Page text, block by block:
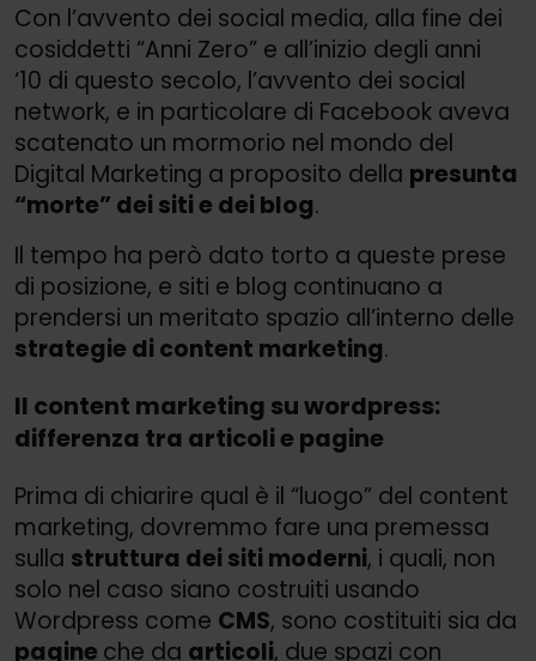
Con l’avvento dei social media, alla fine dei
cosiddetti “Anni Zero” e all’inizio degli anni
‘10 di questo secolo, l’avvento dei social
network, e in particolare di Facebook aveva
scatenato un mormorio nel mondo del
Digital Marketing a proposito della presunta
“morte” dei siti e dei blog.
Il tempo ha però dato torto a queste prese
di posizione, e siti e blog continuano a
prendersi un meritato spazio all’interno delle
strategie di content marketing.
Il content marketing su wordpress:
differenza tra articoli e pagine
Prima di chiarire qual è il “luogo” del content
marketing, dovremmo fare una premessa
sulla struttura dei siti moderni, i quali, non
solo nel caso siano costruiti usando
Wordpress come CMS, sono costituiti sia da
pagine che da articoli, due spazi con